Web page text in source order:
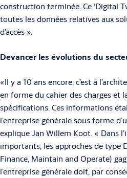
construction terminée. Ce ‘Digital
toutes les données relatives aux
d’accès ».
Devancer les évolutions du
«Il y a 10 ans encore, c’est à
en forme du cahier des charges et
spécifications. Ces informations
l’entreprise générale sous forme
explique Jan Willem Koot. « Dans
importants, les approches de type
Finance, Maintain and Operate)
l’entreprise générale doit, par